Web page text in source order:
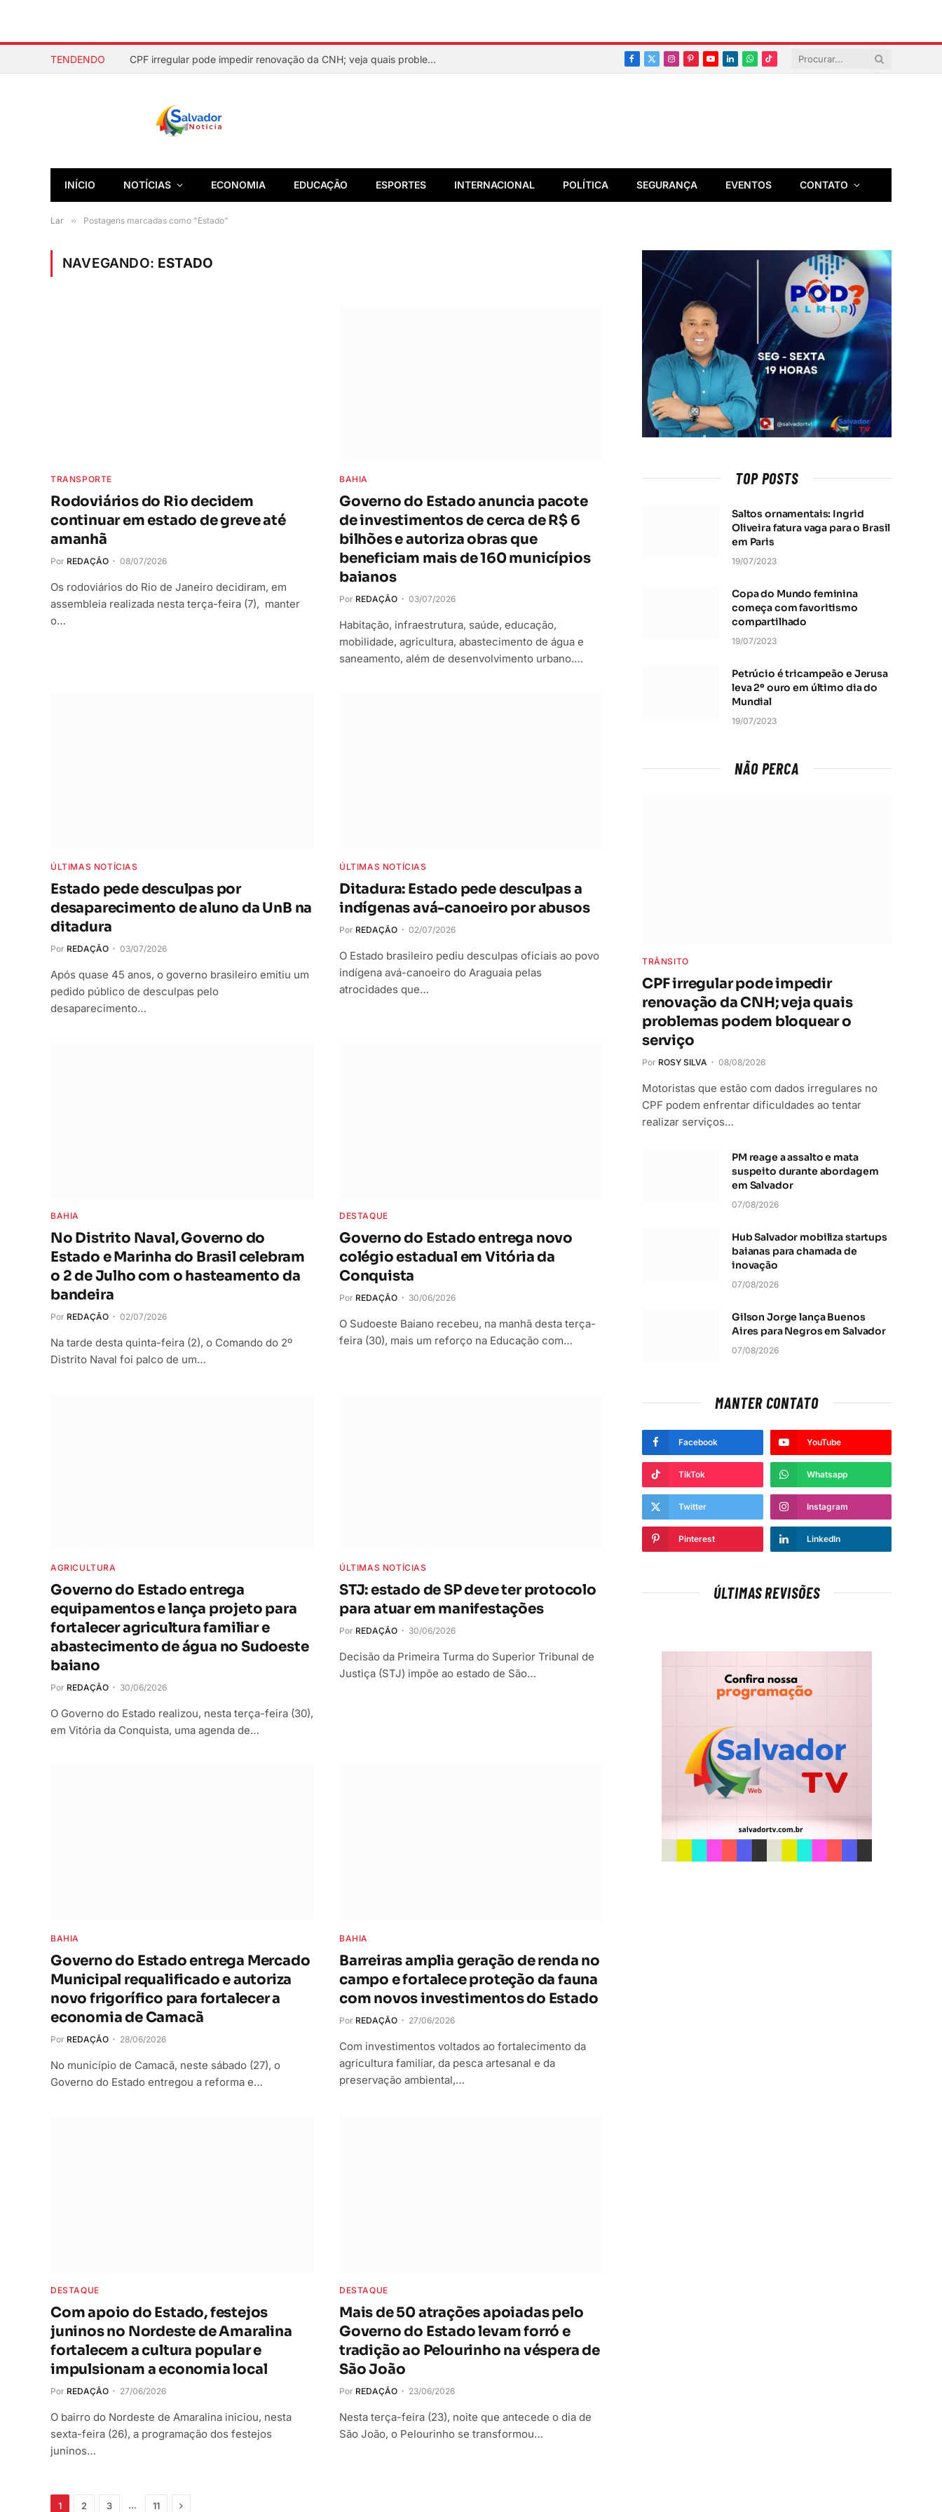
TENDENDO CPF irregular pode impedir renovação da CNH; veja quais problemas podem bloquear o serviço
Facebook
X
Instagram
PinterestYouTubeLinkedInWhatsapp
TikTok
INÍCIO NOTÍCIAS ECONOMIA EDUCAÇÃO ESPORTES INTERNACIONAL POLÍTICA SEGURANÇA EVENTOS CONTATO
Lar » Postagens marcadas como "Estado"
NAVEGANDO: ESTADO
TRANSPORTE
Rodoviários do Rio decidem
continuar em estado de greve até
amanhã
Por REDAÇÃO 08/07/2026
Os rodoviários do Rio de Janeiro decidiram, em
assembleia realizada nesta terça-feira (7), manter
o…
BAHIA
Governo do Estado anuncia pacote
de investimentos de cerca de R$ 6
bilhões e autoriza obras que
beneficiam mais de 160 municípios
baianos
Por REDAÇÃO 03/07/2026
Habitação, infraestrutura, saúde, educação,
mobilidade, agricultura, abastecimento de água e
saneamento, além de desenvolvimento urbano.…
ÚLTIMAS NOTÍCIAS
Estado pede desculpas por
desaparecimento de aluno da UnB na
ditadura
Por REDAÇÃO 03/07/2026
Após quase 45 anos, o governo brasileiro emitiu um
pedido público de desculpas pelo
desaparecimento…
ÚLTIMAS NOTÍCIAS
Ditadura: Estado pede desculpas a
indígenas avá-canoeiro por abusos
Por REDAÇÃO 02/07/2026
O Estado brasileiro pediu desculpas oficiais ao povo
indígena avá-canoeiro do Araguaia pelas
atrocidades que…
BAHIA
No Distrito Naval, Governo do
Estado e Marinha do Brasil celebram
o 2 de Julho com o hasteamento da
bandeira
Por REDAÇÃO 02/07/2026
Na tarde desta quinta-feira (2), o Comando do 2º
Distrito Naval foi palco de um…
DESTAQUE
Governo do Estado entrega novo
colégio estadual em Vitória da
Conquista
Por REDAÇÃO 30/06/2026
O Sudoeste Baiano recebeu, na manhã desta terça-
feira (30), mais um reforço na Educação com…
AGRICULTURA
Governo do Estado entrega
equipamentos e lança projeto para
fortalecer agricultura familiar e
abastecimento de água no Sudoeste
baiano
Por REDAÇÃO 30/06/2026
O Governo do Estado realizou, nesta terça-feira (30),
em Vitória da Conquista, uma agenda de…
ÚLTIMAS NOTÍCIAS
STJ: estado de SP deve ter protocolo
para atuar em manifestações
Por REDAÇÃO 30/06/2026
Decisão da Primeira Turma do Superior Tribunal de
Justiça (STJ) impõe ao estado de São…
BAHIA
Governo do Estado entrega Mercado
Municipal requalificado e autoriza
novo frigorífico para fortalecer a
economia de Camacã
Por REDAÇÃO 28/06/2026
No município de Camacã, neste sábado (27), o
Governo do Estado entregou a reforma e…
BAHIA
Barreiras amplia geração de renda no
campo e fortalece proteção da fauna
com novos investimentos do Estado
Por REDAÇÃO 27/06/2026
Com investimentos voltados ao fortalecimento da
agricultura familiar, da pesca artesanal e da
preservação ambiental,…
DESTAQUE
Com apoio do Estado, festejos
juninos no Nordeste de Amaralina
fortalecem a cultura popular e
impulsionam a economia local
Por REDAÇÃO 27/06/2026
O bairro do Nordeste de Amaralina iniciou, nesta
sexta-feira (26), a programação dos festejos
juninos…
DESTAQUE
Mais de 50 atrações apoiadas pelo
Governo do Estado levam forró e
tradição ao Pelourinho na véspera de
São João
Por REDAÇÃO 23/06/2026
Nesta terça-feira (23), noite que antecede o dia de
São João, o Pelourinho se transformou…
1 2 3 … 11 Próximo
TOP POSTS
Saltos ornamentais: Ingrid
Oliveira fatura vaga para o Brasil
em Paris
19/07/2023
Copa do Mundo feminina
começa com favoritismo
compartilhado
19/07/2023
Petrúcio é tricampeão e Jerusa
leva 2º ouro em último dia do
Mundial
19/07/2023
NÃO PERCA
TRÂNSITO
CPF irregular pode impedir
renovação da CNH; veja quais
problemas podem bloquear o
serviço
Por ROSY SILVA 08/08/2026
Motoristas que estão com dados irregulares no
CPF podem enfrentar dificuldades ao tentar
realizar serviços…
PM reage a assalto e mata
suspeito durante abordagem
em Salvador
07/08/2026
Hub Salvador mobiliza startups
baianas para chamada de
inovação
07/08/2026
Gilson Jorge lança Buenos
Aires para Negros em Salvador
07/08/2026
MANTER CONTATO
Facebook YouTube
TikTok Whatsapp
Twitter Instagram
Pinterest LinkedIn
ÚLTIMAS REVISÕES